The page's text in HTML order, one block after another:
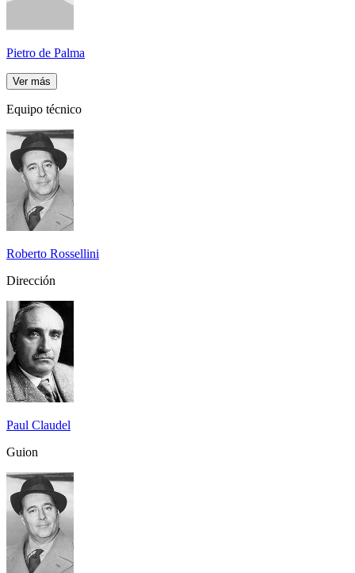
Pietro de Palma
Ver más
Equipo técnico
Roberto Rossellini
Dirección
Paul Claudel
Guion